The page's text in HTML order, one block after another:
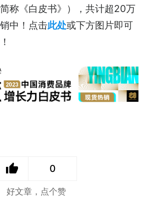
称《白皮书》），共计超20万
中！点击此处或下方图片即可
0
好文章，点个赞